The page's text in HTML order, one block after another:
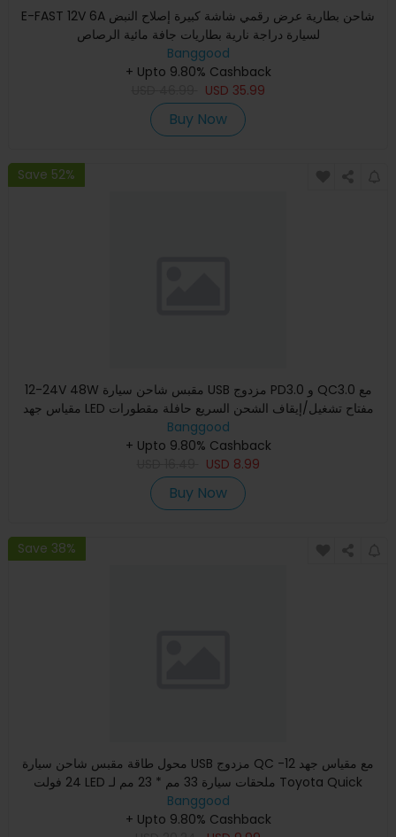
E-FAST 12V 6A شاحن بطارية عرض رقمي شاشة كبيرة إصلاح النبض
لسيارة دراجة نارية بطاريات جافة مائية الرصاص
Banggood
+ Upto 9.80% Cashback
USD 35.99
Buy Now
Save 52%
12-24V 48W مقبس شاحن سيارة USB مزدوج PD3.0 و QC3.0 مع
مقياس جهد LED مفتاح تشغيل/إيقاف الشحن السريع حافلة مقطورات
قوارب
Banggood
+ Upto 9.80% Cashback
USD 8.99
Buy Now
Save 38%
محول طاقة مقبس شاحن سيارة USB مزدوج QC مع مقياس جهد 12-
24 فولت LED ملحقات سيارة 33 مم * 23 مم لـ Toyota Quick
Charge لله
Banggood
+ Upto 9.80% Cashback